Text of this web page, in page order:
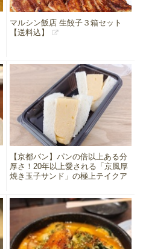
マルシン飯店 生餃子３箱セット
【送料込】
【京都パン】パンの倍以上ある分
厚さ！20年以上愛される「京風厚
焼き玉子サンド」の極上テイクア